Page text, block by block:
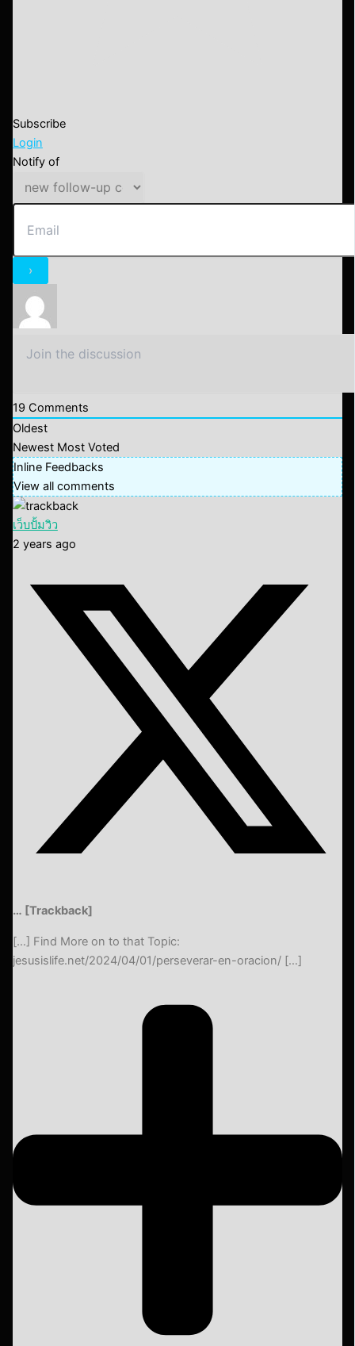
Subscribe
Login
Notify of
19Comments
Oldest
Newest Most Voted
Inline Feedbacks
View all comments
เว็บปั้มวิว
2 years ago
… [Trackback]
[…] Find More on to that Topic:
jesusislife.net/2024/04/01/perseverar-en-oracion/ […]